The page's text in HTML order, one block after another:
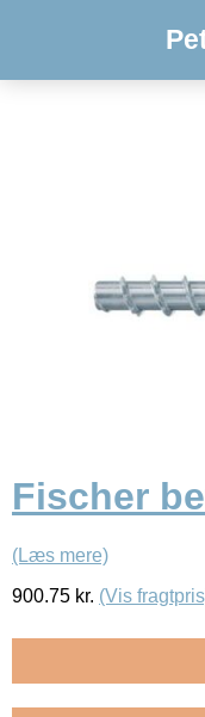
Fischer
(Læs mere)
900.75 kr. (Vis